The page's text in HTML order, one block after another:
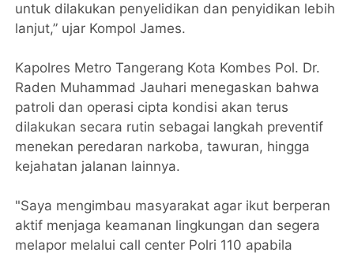
untuk dilakukan penyelidikan dan penyidikan lebih
lanjut,” ujar Kompol James.
Kapolres Metro Tangerang Kota Kombes Pol. Dr.
Raden Muhammad Jauhari menegaskan bahwa
patroli dan operasi cipta kondisi akan terus
dilakukan secara rutin sebagai langkah preventif
menekan peredaran narkoba, tawuran, hingga
kejahatan jalanan lainnya.
"Saya mengimbau masyarakat agar ikut berperan
aktif menjaga keamanan lingkungan dan segera
melapor melalui call center Polri 110 apabila